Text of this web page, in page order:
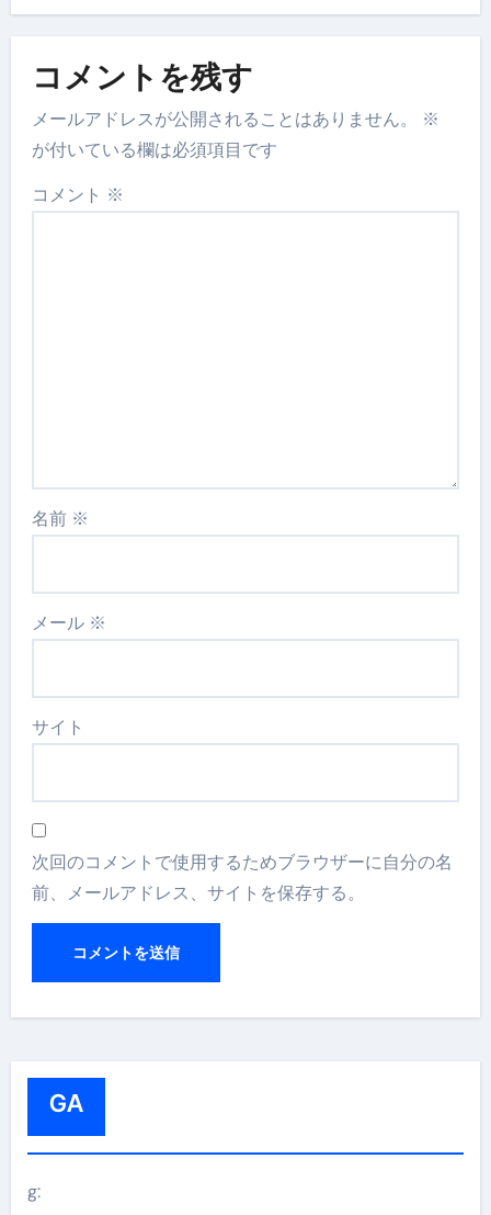
コメントを残す
メールアドレスが公開されることはありません。
※
が付いている欄は必須項目です
コメント ※
名前 ※
メール ※
サイト
次回のコメントで使用するためブラウザーに自分の名
前、メールアドレス、サイトを保存する。
GA
g: